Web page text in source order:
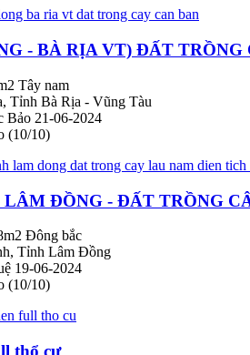
- BÀ RỊA VT) ĐẤT TRỒNG
Tây nam
Tỉnh Bà Rịa - Vũng Tàu
Bảo 21-06-2024
(10/10)
ĐỒNG - ĐẤT TRỒNG
Đông bắc
Tỉnh Lâm Đồng
19-06-2024
(10/10)
thổ cư